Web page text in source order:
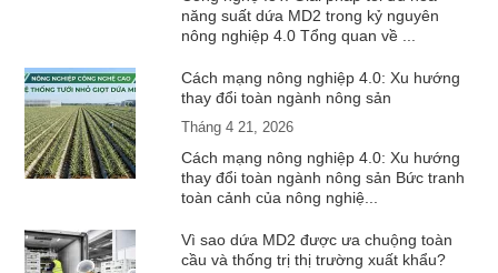
năng suất dứa MD2 trong kỷ nguyên
nông nghiệp 4.0 Tổng quan về ...
Cách mạng nông nghiệp 4.0: Xu hướng
thay đổi toàn ngành nông sản
Tháng 4 21, 2026
Cách mạng nông nghiệp 4.0: Xu hướng
thay đổi toàn ngành nông sản Bức tranh
toàn cảnh của nông nghiệ...
Vì sao dứa MD2 được ưa chuộng toàn
cầu và thống trị thị trường xuất khẩu?